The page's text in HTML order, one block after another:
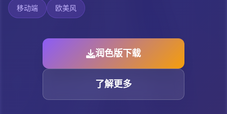
移动端 欧美风
润色版下载
了解更多